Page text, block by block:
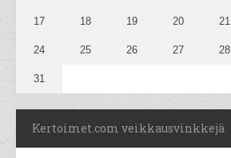
17 18 19 20 21
24 25 26 27 28
31
Kertoimet.com veikkausvinkkejä